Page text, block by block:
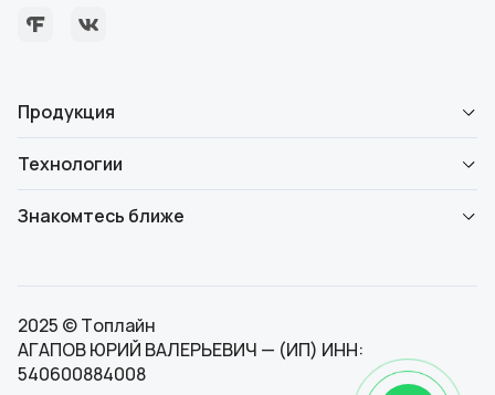
Продукция
Технологии
Знакомтесь ближе
2025 © Топлайн
АГАПОВ ЮРИЙ ВАЛЕРЬЕВИЧ — (ИП) ИНН:
540600884008